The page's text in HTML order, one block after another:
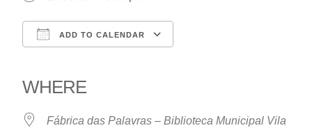
ADD TO CALENDAR
WHERE
Fábrica das Palavras – Biblioteca Municipal Vila